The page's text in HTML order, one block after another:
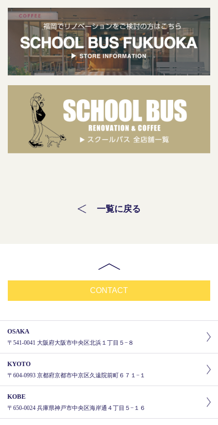
一覧に戻る
CONTACT
OSAKA
〒541-0041 大阪府大阪市中央区北浜１丁目５−８
KYOTO
〒604-0993 京都府京都市中京区久遠院前町６７１−１
KOBE
〒650-0024 兵庫県神戸市中央区海岸通４丁目５−１６